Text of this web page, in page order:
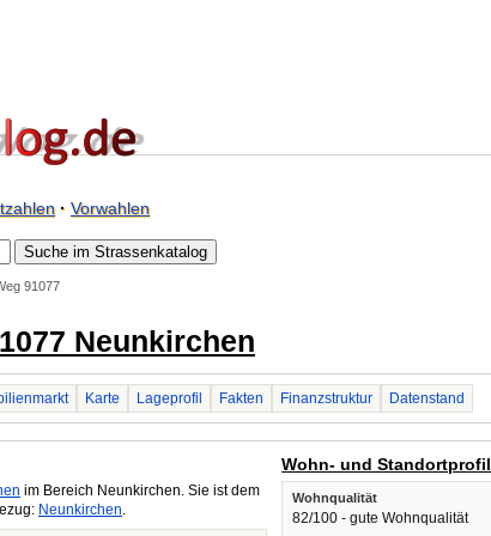
· Vorwahlen
91077
Neunkirchen
Karte Lageprofil Fakten Finanzstruktur Datenstand
im Bereich Neunkirchen. Sie ist dem
Neunkirchen.
Wohn- und Standortprofil
Wohnqualität
82/100 - gute Wohnqualität